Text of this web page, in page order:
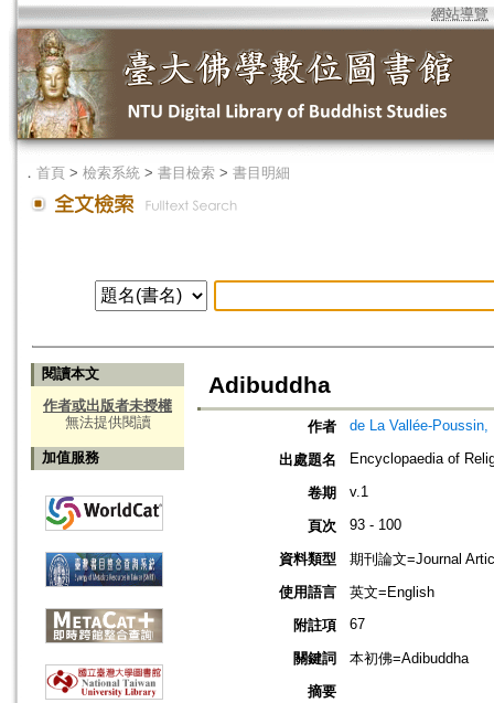
網站導覽
． 首頁 > 檢索系統 > 書目檢索 > 書目明細
閱讀本文
作者或出版者未授權
無法提供閱讀
加值服務
Adibuddha
作者 de La Vallée-Poussin,
出處題名 Encyclopaedia of
卷期 v.1
頁次 93 - 100
資料類型
期刊論文=Journal
使用語言
英文=English
附註項
67
關鍵詞
本初佛=Adibuddha
摘要